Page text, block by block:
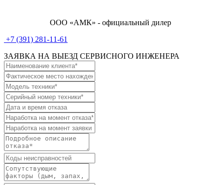
ООО «АМК» - официальный дилер
+7 (391) 281-11-61
ЗАЯВКА НА ВЫЕЗД СЕРВИСНОГО ИНЖЕНЕРА